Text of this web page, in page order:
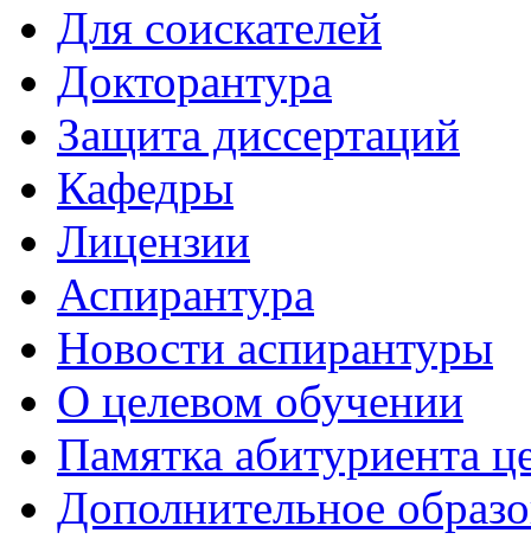
Для соискателей
Докторантура
Защита диссертаций
Кафедры
Лицензии
Аспирантура
Новости аспирантуры
О целевом обучении
Памятка абитуриента
Дополнительное